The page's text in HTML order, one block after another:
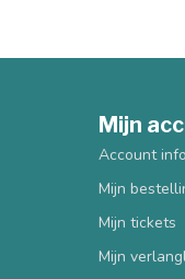
Mijn
Account
Mijn
Mijn tickets
Mijn